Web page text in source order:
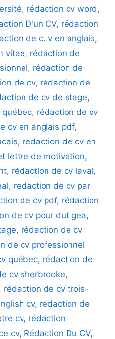
, rédaction cv word,
D'un CV, rédaction
de c. v en anglais,
vitae, rédaction de
, rédaction de
de cv, rédaction de
de cv de stage,
québec, rédaction de cv
cv en anglais pdf,
, redaction de cv en
lettre de motivation,
, rédaction de cv laval,
, redaction de cv par
de cv pdf, rédaction
de cv pour dut gea,
, rédaction de cv
de cv professionnel
québec, rédaction de
cv sherbrooke,
, rédaction de cv trois-
cv, redaction de
cv, rédaction
cv, Rédaction Du CV,